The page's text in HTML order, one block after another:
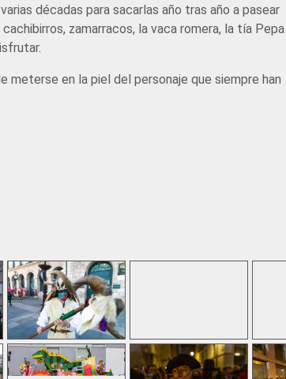
décadas para sacarlas año tras año a pasear
zamarracos, la vaca romera, la tía Pepa
meterse en la piel del personaje que siempre han